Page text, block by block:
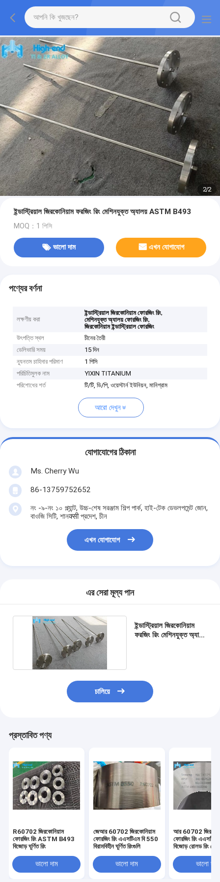
2/2
ইন্ডাস্ট্রিয়াল জিরকোনিয়াম ফরজিং রিং মেশিনযুক্ত অ্যালয় ASTM B493
MOQ：1 পিসি
ভালো দাম এখন যোগাযোগ
পণ্যের বর্ণনা
লক্ষণীয় করা
ইন্ডাস্ট্রিয়াল জিরকোনিয়াম ফোরজিং রিং,
মেশিনযুক্ত অ্যালয় ফোরজিং রিং,
জিরকোনিয়াম ইন্ডাস্ট্রিয়াল ফোরজিং
উৎপত্তি স্থল
চীনের তৈরী
ডেলিভারি সময়
15 দিন
ন্যূনতম চাহিদার পরিমাণ
1 পিসি
পরিচিতিমুলক নাম
YIXIN TITANIUM
পরিশোধের শর্ত
টি/টি, ডি/পি, ওয়েস্টার্ন ইউনিয়ন, মানিগ্রাম
আরো দেখুন
যোগাযোগের ঠিকানা
Ms. Cherry Wu
86-13759752652
নং -৯-নং ১০ প্ল্যান্ট, উচ্চ-শেষ সরঞ্জাম শিল্প পার্ক, হাই-টেক ডেভলপমেন্ট জোন,
বাওজি সিটি, শানक्सी প্রদেশ, চীন
এখন যোগাযোগ
এর সেরা মূল্য পান
ইন্ডাস্ট্রিয়াল জিরকোনিয়াম
ফরজিং রিং মেশিনযুক্ত অ্যালয়
চালিয়ে
প্রস্তাবিত পণ্য
R60702 জিরকোনিয়াম
ফোরজিং রিং ASTM B493
বিজোড় ঘূর্ণিত রিং
ভালো দাম
জেআর 60702 জিরকোনিয়াম
ফোরজিং রিং এএসটিএম বি 550
বিরামবিহীন ঘূর্ণিত রিংগুলি
ভালো দাম
আর 60702
ফোরজিং রিং
বিজোড় রোলড রিং
ভালো দাম